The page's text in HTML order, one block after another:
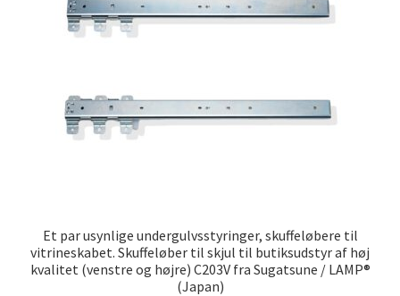
Skibsfart
Et par usynlige undergulvsstyringer, skuffeløbere til
vitrineskabet. Skuffeløber til skjul til butiksudstyr af høj
kvalitet (venstre og højre) C203V fra Sugatsune / LAMP®
(Japan)